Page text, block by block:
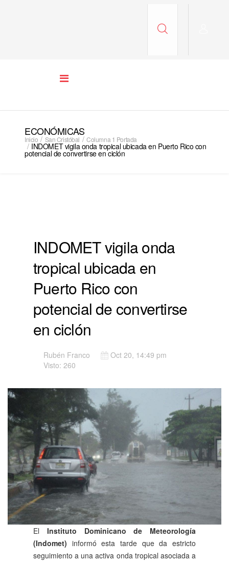
ECONÓMICAS
Inicio San Cristóbal Columna 1 Portada
INDOMET vigila onda tropical ubicada en Puerto Rico con
potencial de convertirse en ciclón
INDOMET vigila onda
tropical ubicada en
Puerto Rico con
potencial de convertirse
en ciclón
Rubén Franco
Oct 20, 14:49 pm
Visto: 260
El Instituto Dominicano de Meteorología
(Indomet) informó esta tarde que da estricto
seguimiento a una activa onda tropical asociada a